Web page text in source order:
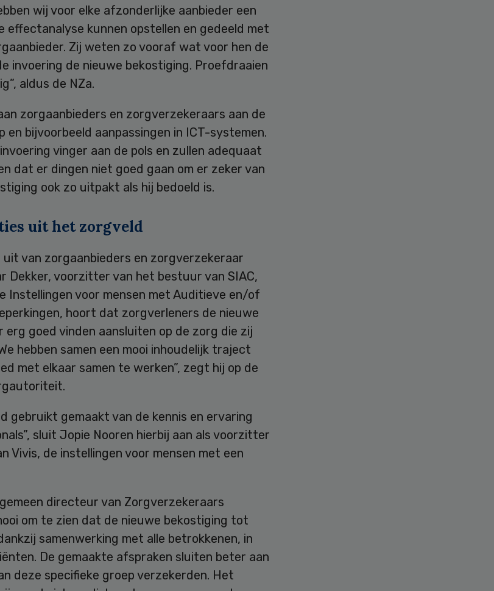
wij voor elke afzonderlijke aanbieder een
effectanalyse kunnen opstellen en gedeeld met
Zij weten zo vooraf wat voor hen de
invoering de nieuwe bekostiging. Proefdraaien
aldus de NZa.
zorgaanbieders en zorgverzekeraars aan de
en bijvoorbeeld aanpassingen in ICT-systemen.
vinger aan de pols en zullen adequaat
dat er dingen niet goed gaan om er zeker van
ook zo uitpakt als hij bedoeld is.
uit het zorgveld
van zorgaanbieders en zorgverzekeraar
Dekker, voorzitter van het bestuur van SIAC,
Instellingen voor mensen met Auditieve en/of
hoort dat zorgverleners de nieuwe
goed vinden aansluiten op de zorg die zij
hebben samen een mooi inhoudelijk traject
met elkaar samen te werken”, zegt hij op de
gebruikt gemaakt van de kennis en ervaring
sluit Jopie Nooren hierbij aan als voorzitter
Vivis, de instellingen voor mensen met een
directeur van Zorgverzekeraars
om te zien dat de nieuwe bekostiging tot
samenwerking met alle betrokkenen, in
De gemaakte afspraken sluiten beter aan
deze specifieke groep verzekerden. Het